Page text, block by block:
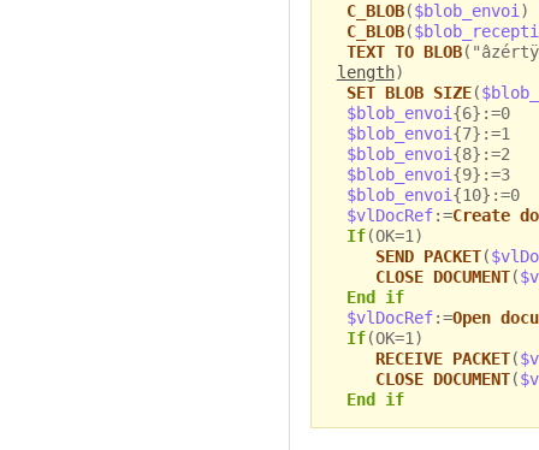
C_BLOB($blob_envoi)
C_BLOB(
TEXT TO BLOB
length)
SET BLOB SIZE(
$blob_envoi{6}:=0
$blob_envoi{7}:=1
$blob_envoi{8}:=2
$blob_envoi{9}:=3
$blob_envoi{10}:=0
$vlDocRef:=Create
If(OK=1)
SEND PACKET(
CLOSE DOCUMENT(
End if
$vlDocRef:=Open
If(OK=1)
RECEIVE PACKET(
CLOSE DOCUMENT(
End if